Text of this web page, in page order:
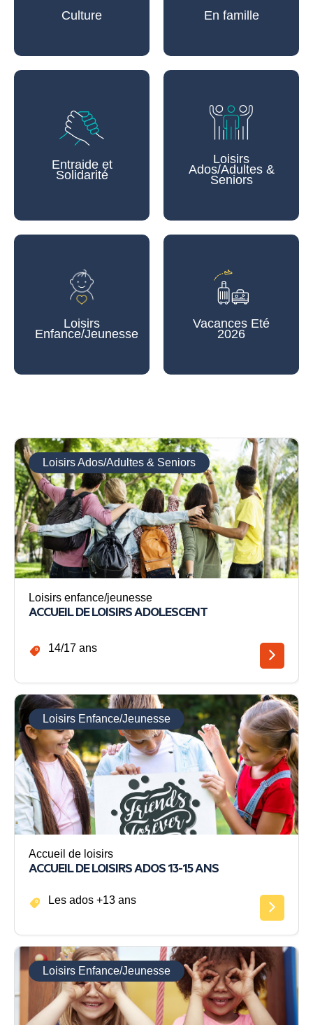
Culture En famille
Entraide et
Solidarité
Loisirs
Ados/Adultes &
Seniors
Loisirs
Enfance/Jeunesse
Vacances Eté
2026
Loisirs Ados/Adultes & Seniors
Loisirs enfance/jeunesse
ACCUEIL DE LOISIRS ADOLESCENT
14/17 ans
Loisirs Enfance/Jeunesse
Accueil de loisirs
ACCUEIL DE LOISIRS ADOS 13-15 ANS
Les ados +13 ans
Loisirs Enfance/Jeunesse